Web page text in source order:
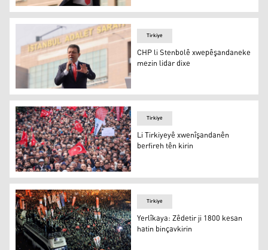
Ekrem Imamoglu
CHP li Stenbolê xwepêşandaneke mezin lidar dixe
Tirkiye
CHP li Stenbolê xwepêşandaneke
mezin lidar dixe
Li Tirkiyeyê xwenîşandanên berfireh tên kirin
Tirkiye
Li Tirkiyeyê xwenîşandanên
berfireh tên kirin
Tirkiye
Yerlîkaya: Zêdetir ji 1800 kesan
hatin binçavkirin